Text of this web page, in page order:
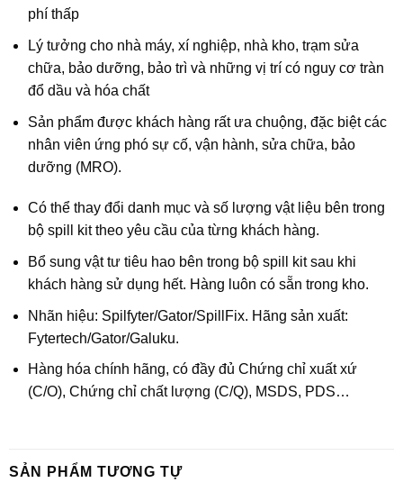
phí thấp
Lý tưởng cho nhà máy, xí nghiệp, nhà kho, trạm sửa
chữa, bảo dưỡng, bảo trì và những vị trí có nguy cơ tràn
đổ dầu và hóa chất
Sản phẩm được khách hàng rất ưa chuộng, đặc biệt các
nhân viên ứng phó sự cố, vận hành, sửa chữa, bảo
dưỡng (MRO).
Có thể thay đổi danh mục và số lượng vật liệu bên trong
bộ spill kit theo yêu cầu của từng khách hàng.
Bổ sung vật tư tiêu hao bên trong bộ spill kit sau khi
khách hàng sử dụng hết. Hàng luôn có sẵn trong kho.
Nhãn hiệu: Spilfyter/Gator/SpillFix. Hãng sản xuất:
Fytertech/Gator/Galuku.
Hàng hóa chính hãng, có đầy đủ Chứng chỉ xuất xứ
(C/O), Chứng chỉ chất lượng (C/Q), MSDS, PDS…
SẢN PHẨM TƯƠNG TỰ